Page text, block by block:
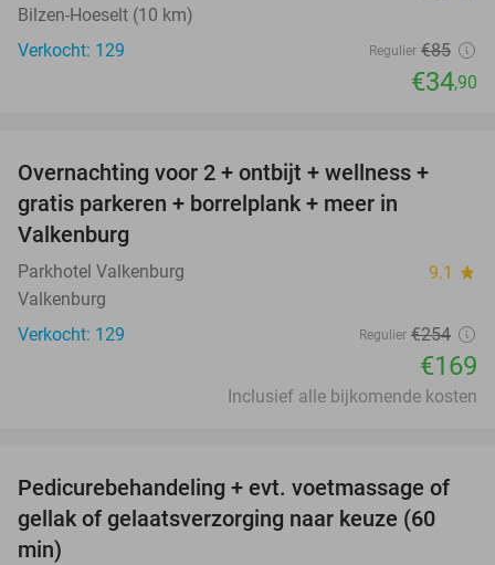
Bilzen-Hoeselt (10 km)
Verkocht: 129
Regulier €85
€34,90
33%
Overnachting voor 2 + ontbijt + wellness +
gratis parkeren + borrelplank + meer in
Valkenburg
Parkhotel Valkenburg 9.1 star
Valkenburg
Verkocht: 129
Regulier €254
€169
Inclusief alle bijkomende kosten
32%
Pedicurebehandeling + evt. voetmassage of
gellak of gelaatsverzorging naar keuze (60
min)